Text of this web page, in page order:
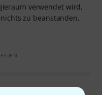
verwendet wird,
zu beanstanden,